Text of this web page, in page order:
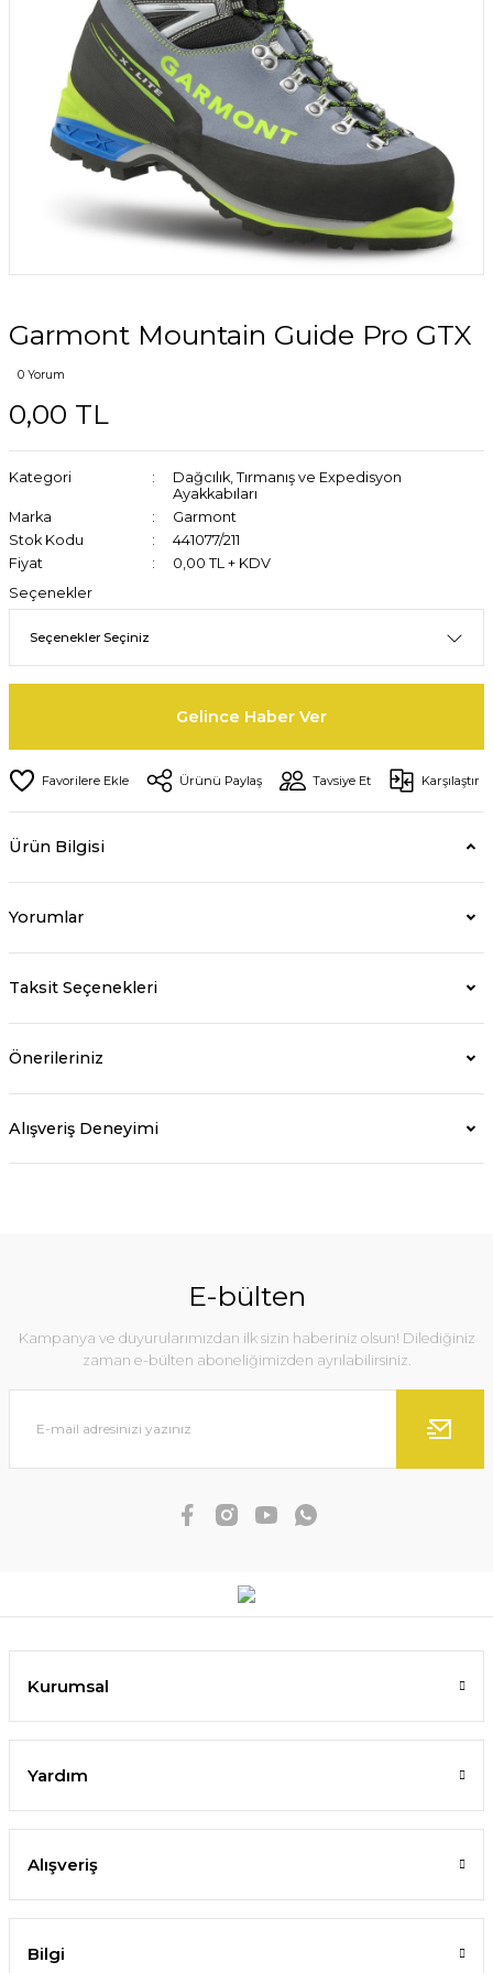
Garmont Mountain Guide Pro GTX
0 Yorum
0,00 TL
Kategori
Dağcılık, Tırmanış ve Expedisyon
Ayakkabıları
Marka
Garmont
Stok Kodu
441077/211
Fiyat
0,00 TL + KDV
Seçenekler
Gelince Haber Ver
Ürünü Paylaş Tavsiye Et Karşılaştır
Ürün Bilgisi
Yorumlar
Taksit Seçenekleri
Önerileriniz
Alışveriş Deneyimi
E-bülten
Kampanya ve duyurularımızdan ilk sizin haberiniz olsun! Dilediğiniz
zaman e-bülten aboneliğimizden ayrılabilirsiniz.
Kurumsal
Yardım
Alışveriş
Bilgi